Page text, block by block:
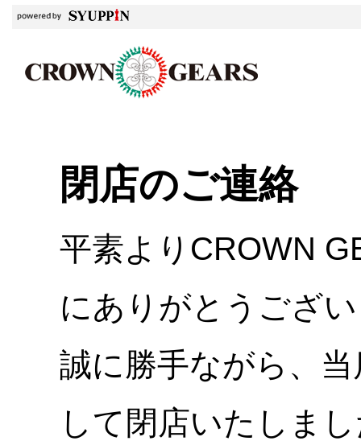
閉店のご連絡
平素よりCROWN
にありがとうござ
誠に勝手ながら、
して閉店いたしま